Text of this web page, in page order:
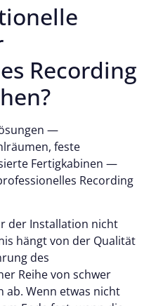
Recording
—
feste
Fertigkabinen —
Recording
der Installation nicht
hängt von der Qualität
des
Reihe von schwer
Wenn etwas nicht